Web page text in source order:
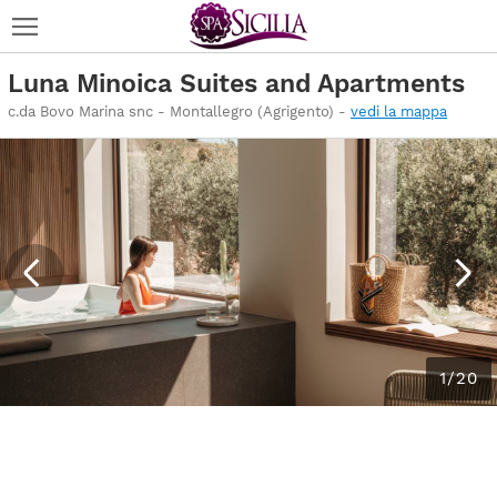
Luna Minoica Suites and Apartments
c.da Bovo Marina snc - Montallegro (Agrigento) - vedi la mappa
1/20